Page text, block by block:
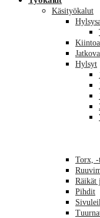
Käsityökalut
Hylsyt
Torx, -
Räikät
Pihdit